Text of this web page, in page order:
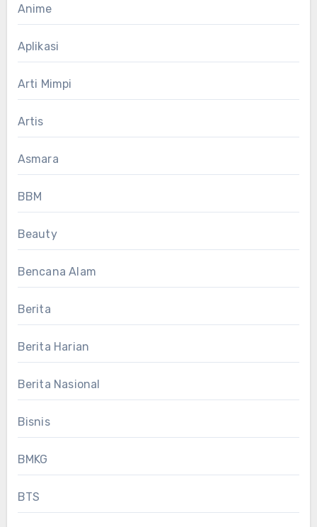
Anime
Aplikasi
Arti Mimpi
Artis
Asmara
BBM
Beauty
Bencana Alam
Berita
Berita Harian
Berita Nasional
Bisnis
BMKG
BTS